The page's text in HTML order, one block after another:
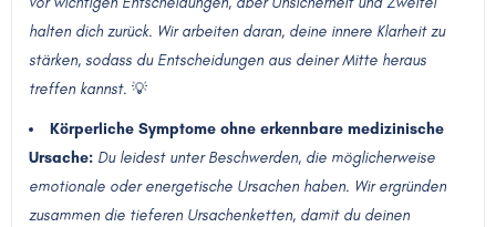
halten dich zurück. Wir arbeiten daran, deine innere Klarheit zu
stärken, sodass du Entscheidungen aus deiner Mitte heraus
treffen kannst. 💡
Körperliche Symptome ohne erkennbare medizinische
Ursache: Du leidest unter Beschwerden, die möglicherweise
emotionale oder energetische Ursachen haben. Wir ergründen
zusammen die tieferen Ursachenketten, damit du deinen